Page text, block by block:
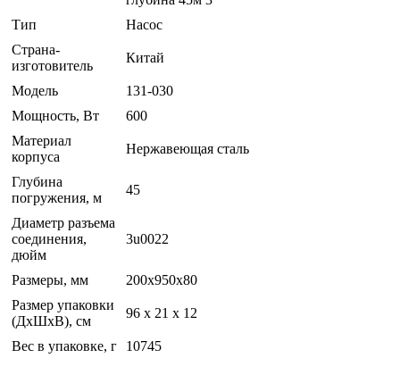
Тип
Насос
Страна-
изготовитель
Китай
Модель
131-030
Мощность, Вт
600
Материал
корпуса
Нержавеющая сталь
Глубина
погружения, м
45
Диаметр разъема
соединения,
дюйм
3u0022
Размеры, мм
200x950x80
Размер упаковки
(ДхШхВ), см
96 x 21 x 12
Вес в упаковке, г 10745